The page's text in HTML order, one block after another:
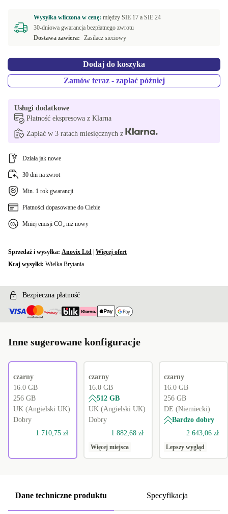
Wysyłka wliczona w cenę: między SIE 17 a SIE 24
30-dniowa gwarancja bezpłatnego zwrotu
Dostawa zawiera:
Zasilacz sieciowy
Dodaj do koszyka
Zamów teraz - zapłać później
Usługi dodatkowe
Płatność ekspresowa z Klarna
Zapłać w 3 ratach miesięcznych z
Działa jak nowe
30 dni na zwrot
Min. 1 rok gwarancji
Płatności dopasowane do Ciebie
Mniej emisji CO₂ niż nowy
Sprzedaż i wysyłka: Anovix Ltd Więcej ofert
Kraj wysyłki: Wielka Brytania
Bezpieczna płatność
Inne sugerowane konfiguracje
czarny
16.0 GB
256 GB
UK (Angielski UK)
Dobry
1 710,75 zł
czarny
16.0 GB
512 GB
UK (Angielski UK)
Dobry
1 882,68 zł
Więcej miejsca
czarny
16.0 GB
256 GB
DE (Niemiecki)
Bardzo dobry
2 643,06 zł
Lepszy wygląd
Dane techniczne produktu Specyfikacja